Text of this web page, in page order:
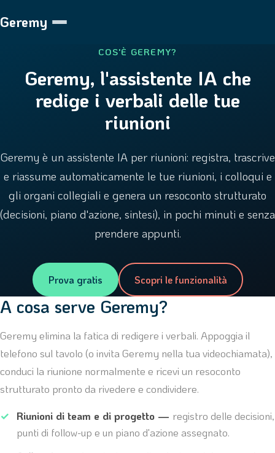
Geremy
COS'È GEREMY?
Geremy, l'assistente IA che
redige i verbali delle tue
riunioni
Geremy è un assistente IA per riunioni: registra, trascrive
e riassume automaticamente le tue riunioni, i colloqui e
gli organi collegiali e genera un resoconto strutturato
(decisioni, piano d'azione, sintesi), in pochi minuti e senza
prendere appunti.
Prova gratis Scopri le funzionalità
A cosa serve Geremy?
Geremy elimina la fatica di redigere i verbali. Appoggia il
telefono sul tavolo (o invita Geremy nella tua videochiamata),
conduci la riunione normalmente e ricevi un resoconto
strutturato pronto da rivedere e condividere.
Riunioni di team e di progetto — registro delle decisioni,
punti di follow-up e un piano d'azione assegnato.